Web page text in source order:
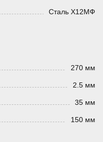
Сталь Х12МФ
270 мм
2.5 мм
35 мм
150 мм